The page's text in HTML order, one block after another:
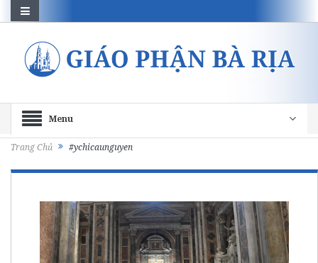
Menu
Trang Chủ #ychicaunguyen